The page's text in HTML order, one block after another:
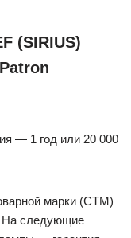
(SIRIUS)
— 1 год или 20 000
марки (СТМ)
На следующие